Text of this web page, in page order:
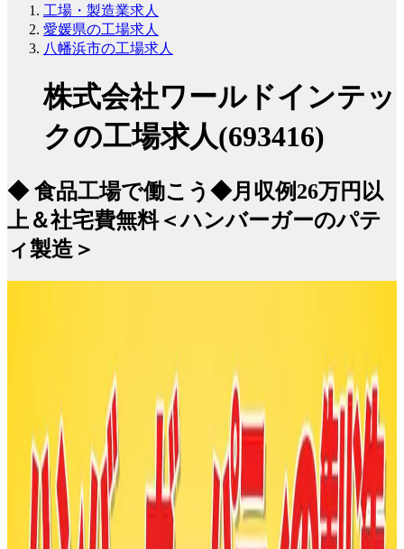
工場・製造業求人
愛媛県の工場求人
八幡浜市の工場求人
株式会社ワールドインテッ
クの工場求人(693416)
◆ 食品工場で働こう◆月収例26万円以
上＆社宅費無料＜ハンバーガーのパテ
ィ製造＞